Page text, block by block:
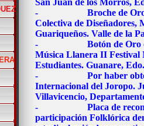
San Juan de los Morros,
- Broche de Oro a la
Colectiva de Diseñadores,
Guariqueños. Valle de la
- Botón de Oro como
Música Llanera II Festival
Estudiantes. Guanare,
- Por haber obtenido
Internacional del Joropo.
Villavicencio,
- Placa de
participación Folklórica